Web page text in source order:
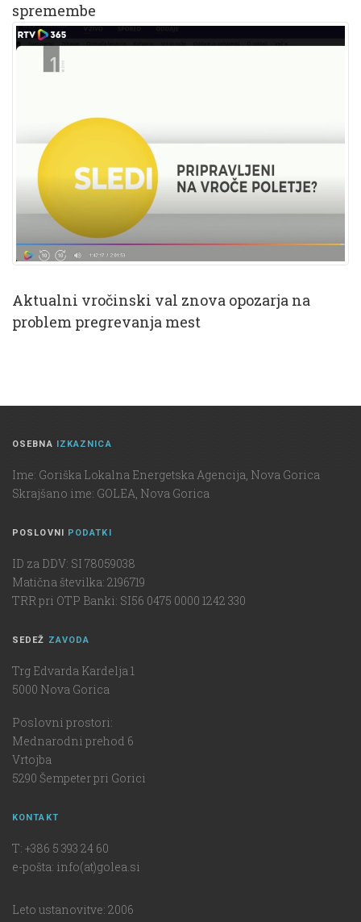
spremembe
Aktualni vročinski val znova opozarja na
problem pregrevanja mest
OSEBNA IZKAZNICA
Ime: Goriška Lokalna Energetska Agencija, Nova Gorica
Skrajšano ime: GOLEA, Nova Gorica
POSLOVNI PODATKI
ID za DDV: SI 78059038
Matična številka: 2196719
TRR pri OTP Banki: SI56 0475 0000 1242 330
SEDEŽ ZAVODA
Trg Edvarda Kardelja 1
5000 Nova Gorica
Poslovni prostori:
Mednarodni prehod 6
Vrtojba
5290 Šempeter pri Gorici
KONTAKT
T: +386 5 393 24 60
e-pošta: info(at)golea.si
Leto ustanovitve: 2006